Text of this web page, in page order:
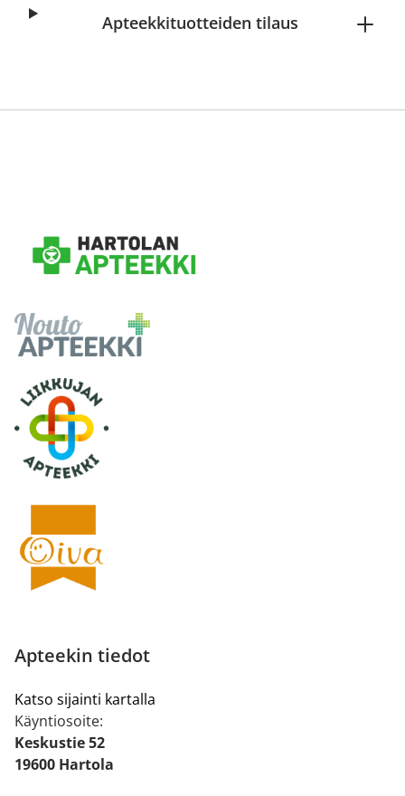
Apteekkituotteiden tilaus
Apteekin tiedot
Katso sijainti kartalla
Käyntiosoite:
Keskustie 52
19600 Hartola